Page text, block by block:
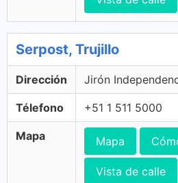
Serpost, Trujillo
Dirección Jirón
Télefono +51 1 511 5000
Mapa Mapa
Vista de calle